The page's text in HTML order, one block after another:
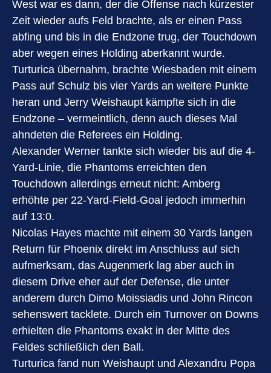
West war es dann, der die Offense nach kürzester
Zeit wieder aufs Feld brachte, als er einen Pass
abfing und bis in die Endzone trug, der Touchdown
aber wegen eines Holding aberkannt wurde.
Turturica übernahm, brachte Wiesbaden mit einem
Pass auf Schulz bis vier Yards an weitere Punkte
heran und Jerry Weishaupt kämpfte sich in die
Endzone – vermeintlich, denn auch dieses Mal
ahndeten die Referees ein Holding.
Alexander Werner tankte sich wieder bis auf die 4-
Yard-Linie, die Phantoms erreichten den
Touchdown allerdings erneut nicht: Amberg
erhöhte per 22-Yard-Field-Goal jedoch immerhin
auf 13:0.
Nicolas Hayes machte mit einem 30 Yards langen
Return für Phoenix direkt im Anschluss auf sich
aufmerksam, das Augenmerk lag aber auch in
diesem Drive eher auf der Defense, die unter
anderem durch Dimo Moissiadis und John Rincon
sehenswert tacklete. Durch ein Turnover on Downs
erhielten die Phantoms exakt in der Mitte des
Feldes schließlich den Ball.
Turturica fand nun Weishaupt und Alexandru Popa